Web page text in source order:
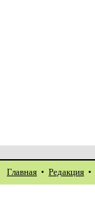
Главная • Редакция •